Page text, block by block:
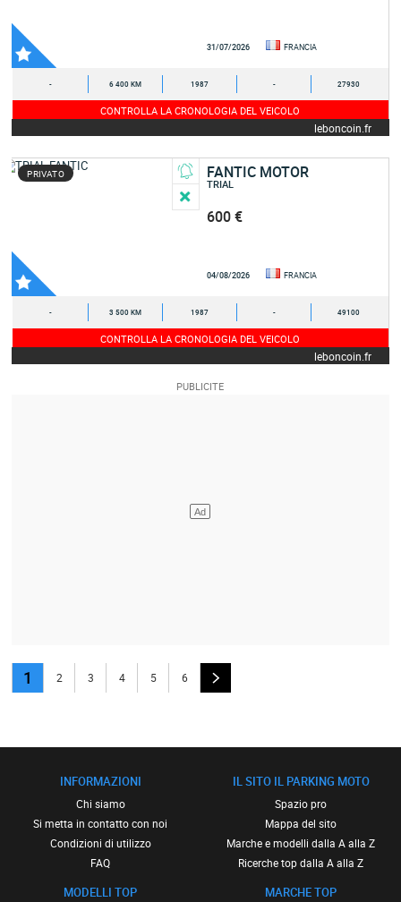
31/07/2026 FRANCIA
- 6 400 KM 1987 - 27930
CONTROLLA LA CRONOLOGIA DEL VEICOLO
leboncoin.fr
PRIVATO FANTIC MOTOR
TRIAL
600 €
04/08/2026 FRANCIA
- 3 500 KM 1987 - 49100
CONTROLLA LA CRONOLOGIA DEL VEICOLO
leboncoin.fr
1 2 3 4 5 6
INFORMAZIONI
Chi siamo
Si metta in contatto con noi
Condizioni di utilizzo
FAQ
MODELLI TOP
IL SITO IL PARKING MOTO
Spazio pro
Mappa del sito
Marche e modelli dalla A alla Z
Ricerche top dalla A alla Z
MARCHE TOP